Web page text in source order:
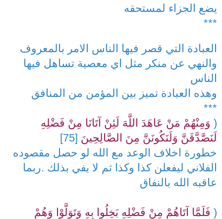
يضع الجزاء لمستحقه
***
العبادة التي قصر فيها الناس الامر بالمعروف
والنهي عن منكر مثل اي معصية تساهل فيها
الناس
وهذه العبادة تميز بين المؤمن من المنافق
***
( وَمِنْهُمْ مَنْ عَاهَدَ اللَّهَ لَئِنْ آتَانَا مِنْ فَضْلِهِ
لَنَصَّدَّقَنَّ وَلَنَكُونَنَّ مِنَ الصَّالِحِينَ [75]
خطورة اخلاف الوعد مع الله لو حصل مقصوده
الفلاني ليفعلن كذا وكذا ثم لا يفي بذلك .ربما
عاقبه الله بالنفاق
( فَلَمَّا آتَاهُمْ مِنْ فَضْلِهِ بَخِلُوا بِهِ وَتَوَلَّوْا وَهُمْ